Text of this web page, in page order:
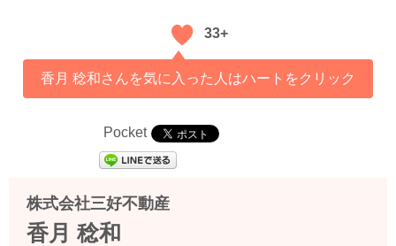
33+
香月 稔和さんを気に入った人はハートをクリック
Pocket
株式会社三好不動産
香月 稔和